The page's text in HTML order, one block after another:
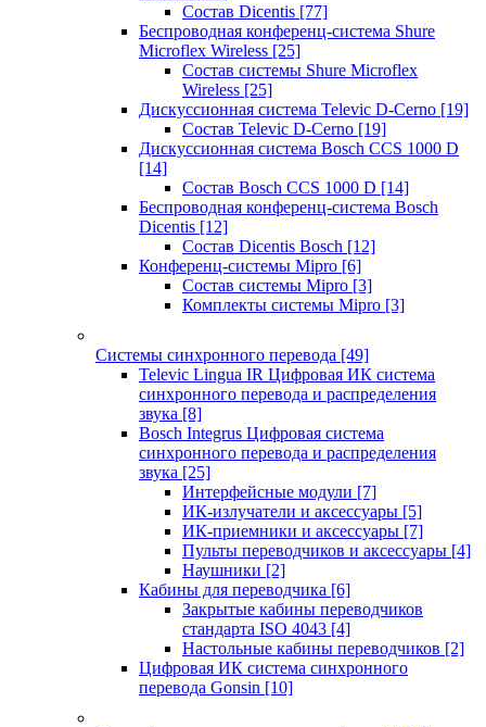
Состав Dicentis [77]
Беспроводная конференц-система Shure
Microflex Wireless [25]
Состав системы Shure Microflex
Wireless [25]
Дискуссионная система Televic D-Cerno [19]
Состав Televic D-Cerno [19]
Дискуссионная система Bosch CCS 1000 D
[14]
Состав Bosch CCS 1000 D [14]
Беспроводная конференц-система Bosch
Dicentis [12]
Состав Dicentis Bosch [12]
Конференц-системы Mipro [6]
Состав системы Mipro [3]
Комплекты системы Mipro [3]
Системы синхронного перевода [49]
Televic Lingua IR Цифровая ИК система
синхронного перевода и распределения
звука [8]
Bosch Integrus Цифровая система
синхронного перевода и распределения
звука [25]
Интерфейсные модули [7]
ИК-излучатели и аксессуары [5]
ИК-приемники и аксессуары [7]
Пульты переводчиков и аксессуары [4]
Наушники [2]
Кабины для переводчика [6]
Закрытые кабины переводчиков
стандарта ISO 4043 [4]
Настольные кабины переводчиков [2]
Цифровая ИК система синхронного
перевода Gonsin [10]